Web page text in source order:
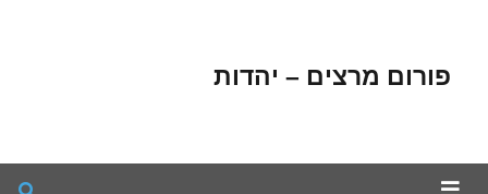
פורום מרצים – יהדות